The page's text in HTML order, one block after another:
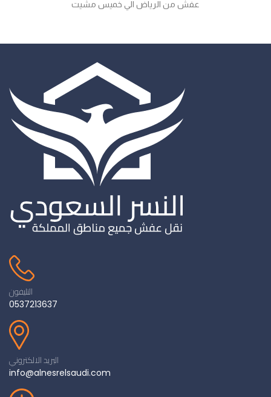
عفش من الرياض الي خميس مشيت
التليفون
0537213637
البريد الالكتروني
info@alnesrelsaudi.com